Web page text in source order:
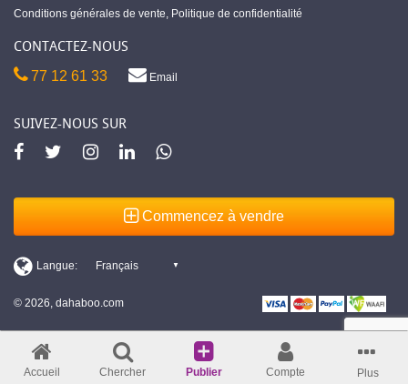
Conditions générales de vente, Politique de confidentialité
CONTACTEZ-NOUS
77 12 61 33 Email
SUIVEZ-NOUS SUR
Commencez à vendre
© 2026, dahaboo.com
Accueil Chercher Publier Compte Plus